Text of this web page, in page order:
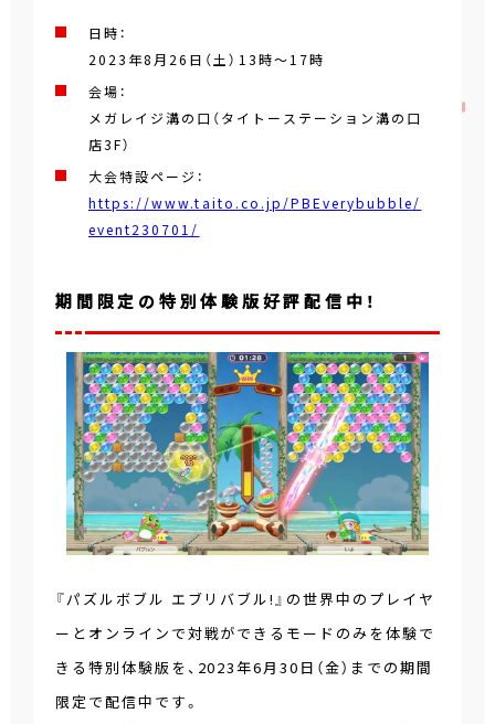
日時：
2023年8月26日（土）13時～17時
会場：
メガレイジ溝の口（タイトーステーション溝の口
店3F）
大会特設ページ：
https://www.taito.co.jp/PBEverybubble/
event230701/
期間限定の特別体験版好評配信中！
『パズルボブル エブリバブル!』の世界中のプレイヤ
ーとオンラインで対戦ができるモードのみを体験で
きる特別体験版を、2023年6月30日（金）までの期間
限定で配信中です。